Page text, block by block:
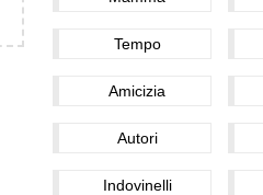
Tempo
Amicizia
Autori
Indovinelli